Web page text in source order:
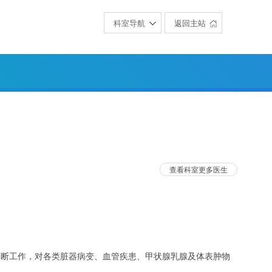
科室导航 返回主站
查看科室更多医生
工作，对各类脏器病变、血管疾患、甲状腺乳腺及体表肿物